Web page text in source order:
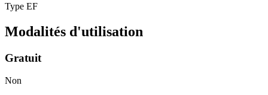
Type EF
Modalités d'utilisation
Gratuit
Non